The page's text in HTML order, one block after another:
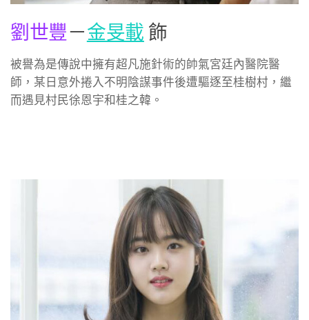
劉世豐－金旻載 飾
被譽為是傳說中擁有超凡施針術的帥氣宮廷內醫院醫
師，某日意外捲入不明陰謀事件後遭驅逐至桂樹村，繼
而遇見村民徐恩宇和桂之韓。